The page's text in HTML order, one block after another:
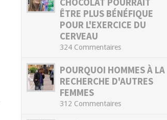
ÊTRE PLUS BÉNÉFIQUE
POUR L'EXERCICE DU
CERVEAU
324 Commentaires
POURQUOI HOMMES À LA
RECHERCHE D'AUTRES
FEMMES
312 Commentaires